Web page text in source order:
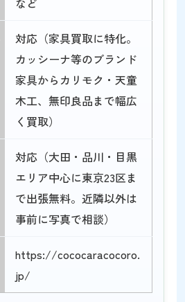
対応（家具買取に特化。
カッシーナ等のブランド
家具からカリモク・天童
木工、無印良品まで幅広
く買取）
対応（大田・品川・目黒
エリア中心に東京23区ま
で出張無料。近隣以外は
事前に写真で相談）
https://cococaracocoro.
jp/